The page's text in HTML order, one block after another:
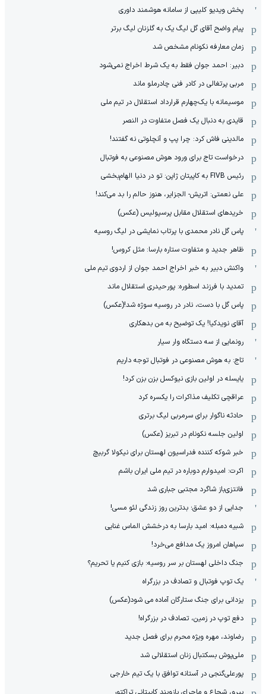
پخش ویدیو کلیپی از سامانه هوشمند داوری
پیام واضح آقای گل لیگ یک به گلزنان لیگ برتر
زمان معارفه نکونام مشخص شد
دبیر: احمد جوان فقط به یک شرط اخراج نمی‌شود
مربی پرتغالی در کادر فنی چادرملو ماند
موسیمانه با یک‌چهارم قرارداد استقلال در تیم ملی
قایدی به دنبال یک فصل متفاوت در النصر
مالدینی فاش کرد: چرا پپ و آنچلوتی نه گفتند!
درخواست تاج برای ورود هوش مصنوعی به فوتبال
رئیس FIVB به کاپیتان ژاپن: تو در دنیا الهام‌بخشی
علی نعمتی: اتریش- الجزایر، هنوز حالم را بد می‌کند!
خریدهای استقلال مقابل پرسپولیس (عکس)
پاس گل نادر محمدی با پرتاب نمایشی در لیگ روسیه
ظاهر جدید و متفاوت ستاره بارسا: مثل کروس!
واکنش دبیر به خبر اخراج احمد جوان از اردوی تیم ملی
تمدید با فرزند اسطوره: پورحیدری استقلال ماند
پاس گل با دست، نادر در روسیه سوژه شد!(عکس)
آقای نویدکیا! یک توضیح به من بدهکاری
رونمایی از سه دستگاه وار سیار
تاج: به هوش مصنوعی در فوتبال توجه داریم
یایسله در اولین بازی نیوکسل بزن بزن کرد!
عراقچی تکلیف مذاکرات را یکسره کرد
حادثه ناگوار برای سرمربی لیگ برتری
اولین جلسه نکونام در تبریز (عکس)
خبر شوکه کننده فدراسیون لهستان برای نیکولا گربیچ
اکرت: امیدوارم دوباره در تیم ملی ایران باشم
فانتزی‌باز شاگرد مجتبی جباری شد
جدایی از دو عشق؛ بدترین روز زندگی لئو مسی!
شبیه دمبله: امید بارسا به درخشش الماس غنایی
سپاهان امروز یک مدافع می‌خرد!
جنگ داخلی لهستان بر سر روسیه: بازی کنیم یا تحریم؟
یک توپ فوتبال و تصادف در بزرگراه
یزدانی برای جنگ ستارگان آماده می شود(عکس)
دفع توپ در زمین، تصادف در بزرگراه!
رضاوند، مهره ویژه محرم برای فصل جدید
ملی‌پوش بسکتبال زنان استقلالی شد
پورعلی‌گنجی در آستانه توافق با یک تیم خارجی